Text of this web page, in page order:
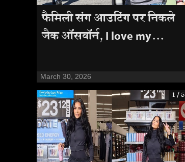
फैमिली संग आउटिंग पर निकले
जैक ऑसबॉर्न, I love my...
March 30, 2026
1 / 5